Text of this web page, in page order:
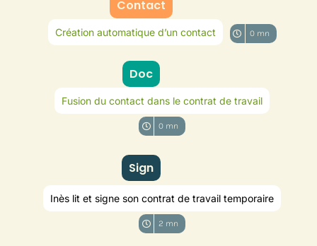
Contact
Création automatique d’un contact 0 mn
Doc
Fusion du contact dans le contrat de travail
0 mn
Sign
Inès lit et signe son contrat de travail temporaire
2 mn